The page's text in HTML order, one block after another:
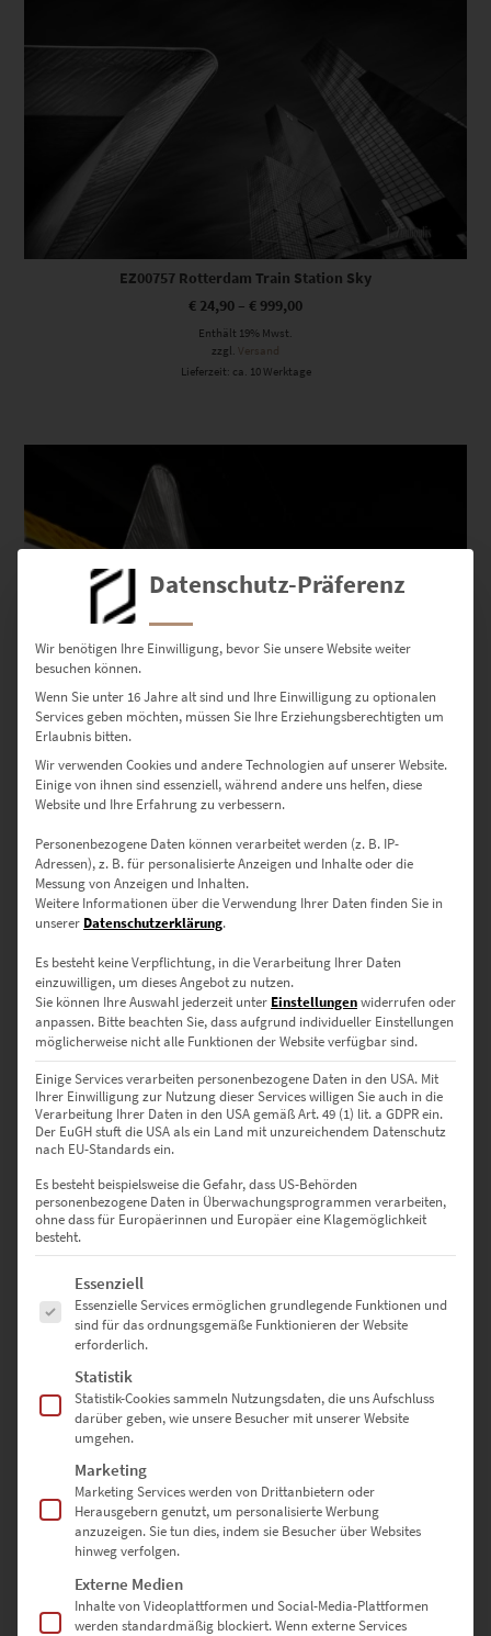
EZ00757 Rotterdam Train Station Sky
€ 24,90 – € 999,00
Enthält 19% Mwst.
zzgl. Versand
Lieferzeit: ca. 10 Werktage
Dieses Produkt weist mehrere Varianten auf. Die Optionen können auf der Produktseite gewählt werden
EZ00260 Rotterdam Central Station
€24,90–€1.099,00
Enthält 19% Mwst.
Lieferzeit: ca. 10 Werktage
zzgl.Versand
Lieferzeit: ca. 10 Werktage
Dieses Produkt weist mehrere Varianten auf. Die Optionen können auf der Produktseite gewählt werden
Datenschutz-Präferenz
Wir benötigen Ihre Einwilligung, bevor Sie unsere Website weiter
besuchen können.
Wenn Sie unter 16 Jahre alt sind und Ihre Einwilligung zu optionalen
Services geben möchten, müssen Sie Ihre Erziehungsberechtigten um
Erlaubnis bitten.
Wir verwenden Cookies und andere Technologien auf unserer Website.
Einige von ihnen sind essenziell, während andere uns helfen, diese
Website und Ihre Erfahrung zu verbessern.
Personenbezogene Daten können verarbeitet werden (z. B. IP-
Adressen), z. B. für personalisierte Anzeigen und Inhalte oder die
Messung von Anzeigen und Inhalten.
Weitere Informationen über die Verwendung Ihrer Daten finden Sie in
unserer Datenschutzerklärung.
Es besteht keine Verpflichtung, in die Verarbeitung Ihrer Daten
einzuwilligen, um dieses Angebot zu nutzen.
Sie können Ihre Auswahl jederzeit unter Einstellungenwiderrufen oder
anpassen. Bitte beachten Sie, dass aufgrund individueller Einstellungen
möglicherweise nicht alle Funktionen der Website verfügbar sind.
Einige Services verarbeiten personenbezogene Daten in den USA. Mit
Ihrer Einwilligung zur Nutzung dieser Services willigen Sie auch in die
Verarbeitung Ihrer Daten in den USA gemäß Art. 49 (1) lit. a GDPR ein.
Der EuGH stuft die USA als ein Land mit unzureichendem Datenschutz
nach EU-Standards ein.
Es besteht beispielsweise die Gefahr, dass US-Behörden
personenbezogene Daten in Überwachungsprogrammen verarbeiten,
ohne dass für Europäerinnen und Europäer eine Klagemöglichkeit
besteht.
Es folgt eine Liste der Service-Gruppen, für die eine Einwilligung
Essenziell
Essenzielle Services ermöglichen grundlegende Funktionen und
sind für das ordnungsgemäße Funktionieren der Website
erforderlich.
Statistik
Statistik-Cookies sammeln Nutzungsdaten, die uns Aufschluss
darüber geben, wie unsere Besucher mit unserer Website
umgehen.
Marketing
Marketing Services werden von Drittanbietern oder
Herausgebern genutzt, um personalisierte Werbung
anzuzeigen. Sie tun dies, indem sie Besucher über Websites
hinweg verfolgen.
Externe Medien
Inhalte von Videoplattformen und Social-Media-Plattformen
werden standardmäßig blockiert. Wenn externe Services